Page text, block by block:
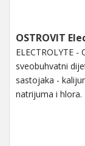
OSTROVIT
ELECTROLYTE
sveobuhvatni
sastojaka -
natrijuma i hlora.